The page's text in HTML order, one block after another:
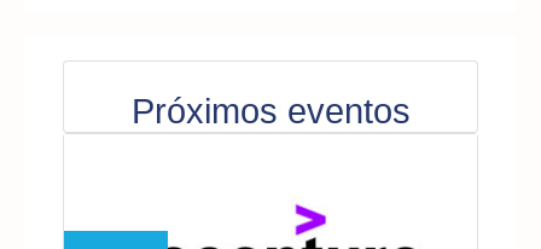
Próximos eventos